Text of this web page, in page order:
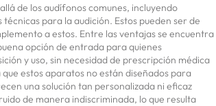
de los audífonos comunes, incluyendo
para la audición. Estos pueden ser de
a estos. Entre las ventajas se encuentra
opción de entrada para quienes
y uso, sin necesidad de prescripción médica
estos aparatos no están diseñados para
una solución tan personalizada ni eficaz
de manera indiscriminada, lo que resulta